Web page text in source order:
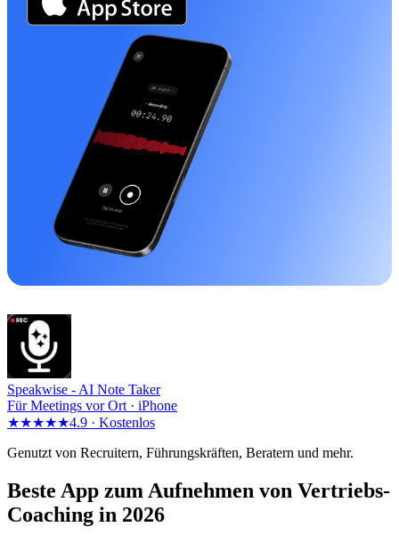
Speakwise - AI Note Taker
Für Meetings vor Ort · iPhone
★★★★★4.9 · Kostenlos
Genutzt von Recruitern, Führungskräften, Beratern und mehr.
Beste App zum Aufnehmen von Vertriebs-
Coaching in 2026